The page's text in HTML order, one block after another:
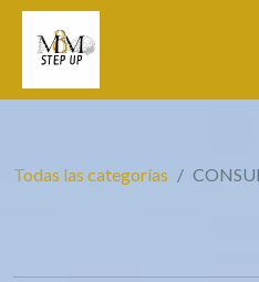
Todas las categorías